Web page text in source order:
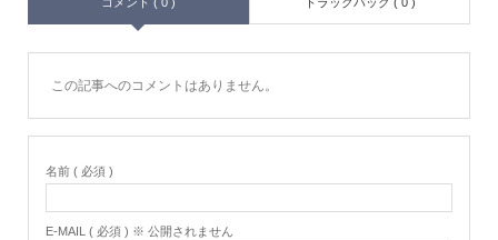
この記事へのコメントはありません。
名前 ( 必須 )
E-MAIL ( 必須 ) ※ 公開されません